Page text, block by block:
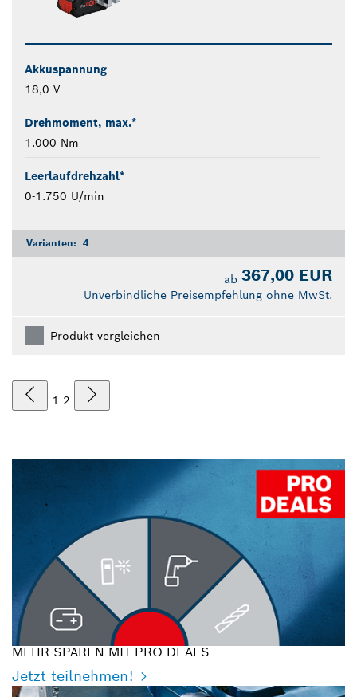
Akkuspannung
18,0 V
Drehmoment, max.*
1.000 Nm
Leerlaufdrehzahl*
0-1.750 U/min
Varianten: 4
ab 367,00 EUR
Unverbindliche Preisempfehlung ohne MwSt.
Produkt vergleichen
1 2
MEHR SPAREN MIT PRO DEALS
Jetzt teilnehmen!